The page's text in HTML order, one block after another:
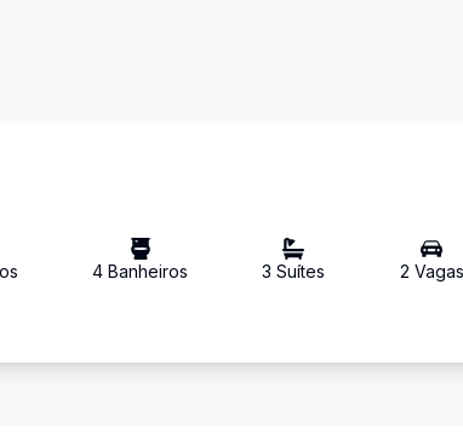
s 4 Banheiros 3 Suítes 2 Vagas